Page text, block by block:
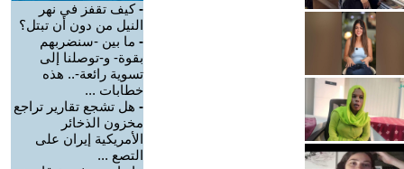
-كيف تقفز في نهر
النيل من دون أن تبتل؟
- ما بين -سنضربهم
بقوة- و-توصلنا إلى
تسوية رائعة-.. هذه
خطابات ...
- هل تشجع تقارير تراجع
مخزون الذخائر
الأمريكية إيران على
التصع ...